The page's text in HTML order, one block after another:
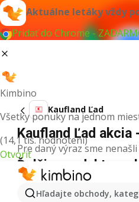
Aktuálne letáky vždy
Pridať do Chrome -
Kimbino
Všetky ponuky na jednom
(14,1 tis. hodnotení)
Otvoriť
Hľadajte obchody,
Kaufland Ľad
Kaufland Ľad akcia
Pre daný výraz sme
Ďalšie produkty v
Kaufland